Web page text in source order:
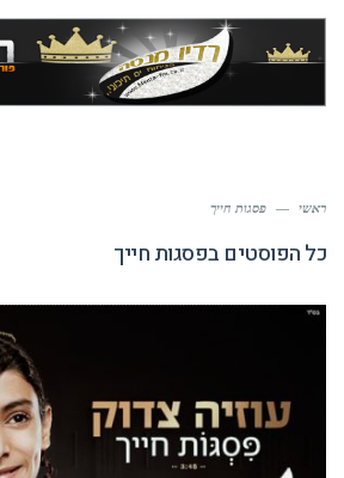
ראשי — פסגות חייך
כל הפוסטים בפסגות חייך